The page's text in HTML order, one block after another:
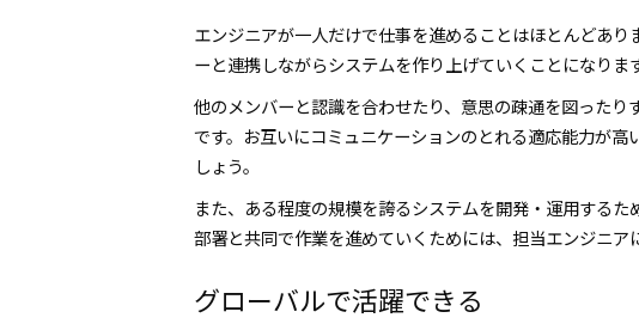
エンジニアが一人だけで仕事を進めることはほとんどあ
ーと連携しながらシステムを作り上げていくことになります
他のメンバーと認識を合わせたり、意思の疎通を図った
です。お互いにコミュニケーションのとれる適応能力が
しょう。
また、ある程度の規模を誇るシステムを開発・運用する
部署と共同で作業を進めていくためには、担当エンジニア
グローバルで活躍できる